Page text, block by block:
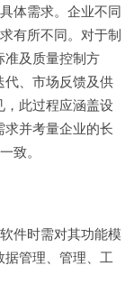
体需求。企业不同
有所不同。对于制
准及质量控制方
代、市场反馈及供
，此过程应涵盖设
并考量企业的长
致。
件时需对其功能模
管理、管理、工